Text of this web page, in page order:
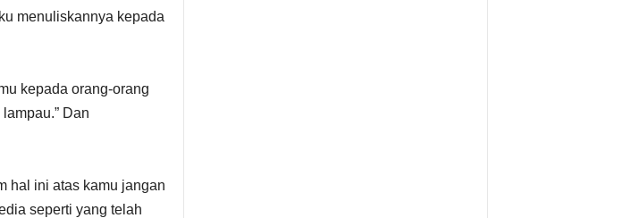
menuliskannya kepada
kepada orang-orang
Dan
hal ini atas kamu jangan
seperti yang telah